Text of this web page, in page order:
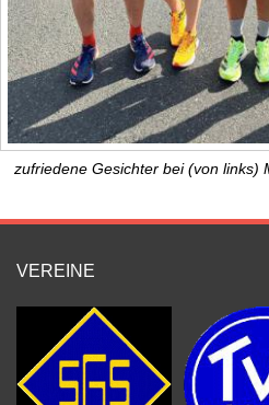
zufriedene Gesichter bei (von links)
VEREINE